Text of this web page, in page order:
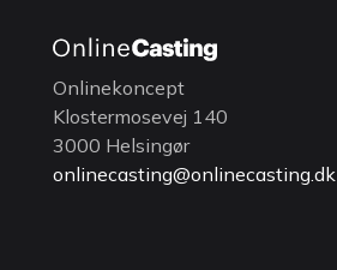
Onlinekoncept
Klostermosevej 140
3000 Helsingør
onlinecasting@onlinecasting.dk